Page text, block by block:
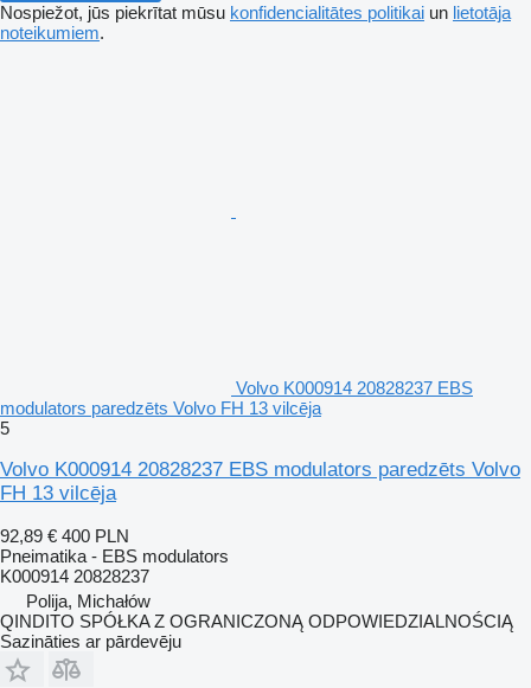
Nospiežot, jūs piekrītat mūsu konfidencialitātes politikai un lietotāja
noteikumiem.
Volvo K000914 20828237 EBS
modulators paredzēts Volvo FH 13 vilcēja
5
Volvo K000914 20828237 EBS modulators paredzēts Volvo
FH 13 vilcēja
92,89 € 400 PLN
Pneimatika - EBS modulators
K000914 20828237
Polija, Michałów
QINDITO SPÓŁKA Z OGRANICZONĄ ODPOWIEDZIALNOŚCIĄ
Sazināties ar pārdevēju